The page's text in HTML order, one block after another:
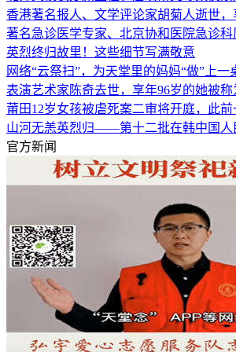
香港著名报人、文学评论家胡菊人逝世，
著名急诊医学专家、北京协和医院急诊
英烈终归故里！这些细节写满敬意
网络“云祭扫”，为天堂里的妈妈“做”上一
表演艺术家陈奇去世，享年96岁的她被称
莆田12岁女孩被虐死案二审将开庭，此前
山河无恙英烈归——第十二批在韩中国人
官方新闻